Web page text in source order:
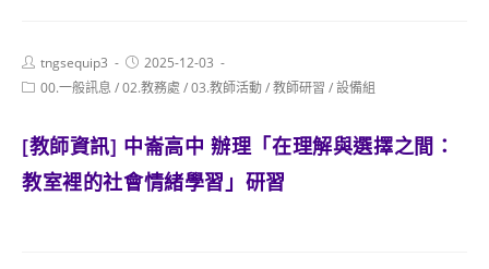
Post
author:
tngsequip3
Post
published:
2025-12-03
Post00.一般訊息 /02.教務處 /03.教師活動/教師研習 /設備組
[教師資訊] 中崙高中 辦理「在理解與選擇之間：
教室裡的社會情緒學習」研習